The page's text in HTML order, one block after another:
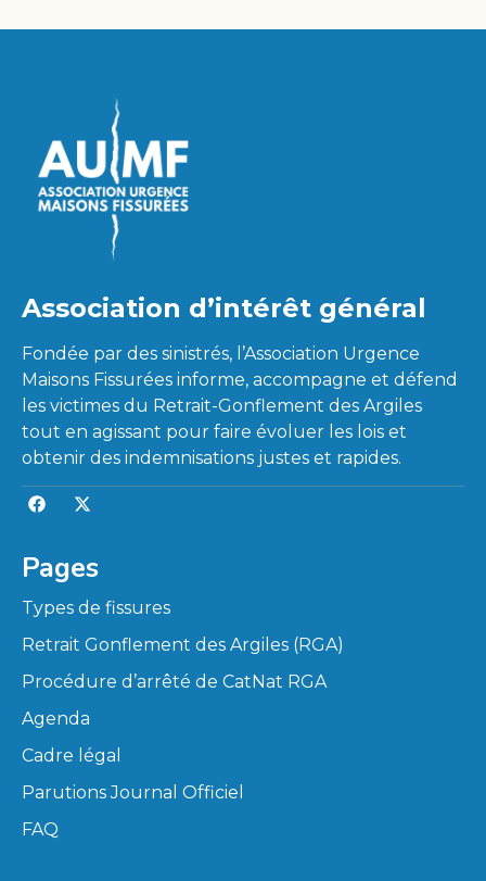
Association d’intérêt général
Fondée par des sinistrés, l’Association Urgence
Maisons Fissurées informe, accompagne et défend
les victimes du Retrait-Gonflement des Argiles
tout en agissant pour faire évoluer les lois et
obtenir des indemnisations justes et rapides.
Pages
Types de fissures
Retrait Gonflement des Argiles (RGA)
Procédure d’arrêté de CatNat RGA
Agenda
Cadre légal
Parutions Journal Officiel
FAQ